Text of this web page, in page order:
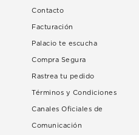
Contacto
Facturación
Palacio te escucha
Compra Segura
Rastrea tu pedido
Términos y Condiciones
Canales Oficiales de
Comunicación